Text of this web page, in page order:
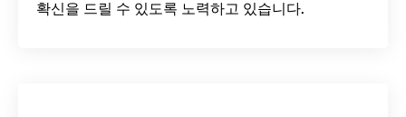
확신을 드릴 수 있도록 노력하고 있습니다.